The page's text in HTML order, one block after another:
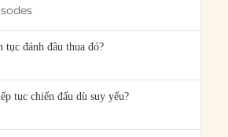
đánh đâu thua đó?
tục chiến đấu dù suy yếu?